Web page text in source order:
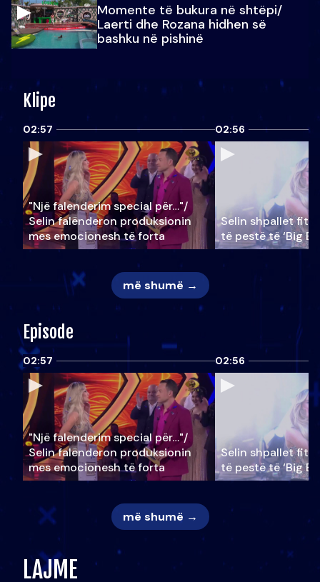
Momente të bukura në shtëpi/
Laerti dhe Rozana hidhen së
bashku në pishinë
Klipe
02:57
"Një falenderim special për…"/
Selin falënderon produksionin
mes emocionesh të forta
02:56
Selin shpallet
të pestë të ‘Big
më shumë →
Episode
02:57
"Një falenderim special për…"/
Selin falënderon produksionin
mes emocionesh të forta
02:56
Selin shpallet
të pestë të ‘Big
më shumë →
LAJME